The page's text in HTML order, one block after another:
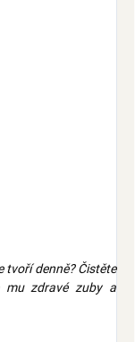
tvoří denně? Čistěte
mu zdravé zuby a